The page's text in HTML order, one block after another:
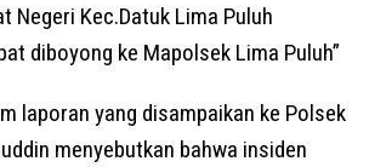
Negeri Kec.Datuk Lima Puluh
diboyong ke Mapolsek Lima Puluh”
laporan yang disampaikan ke Polsek
menyebutkan bahwa insiden